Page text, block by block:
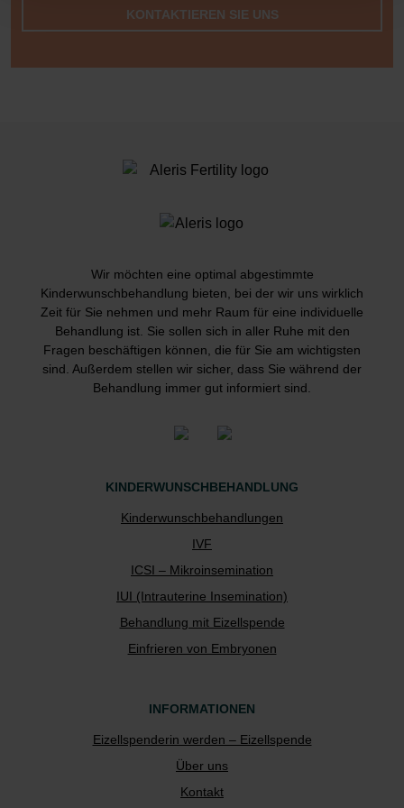
KONTAKTIEREN SIE UNS
Wir möchten eine optimal abgestimmte
Kinderwunschbehandlung bieten, bei der wir uns wirklich
Zeit für Sie nehmen und mehr Raum für eine individuelle
Behandlung ist. Sie sollen sich in aller Ruhe mit den
Fragen beschäftigen können, die für Sie am wichtigsten
sind. Außerdem stellen wir sicher, dass Sie während der
Behandlung immer gut informiert sind.
KINDERWUNSCHBEHANDLUNG
Kinderwunschbehandlungen
IVF
ICSI – Mikroinsemination
IUI (Intrauterine Insemination)
Behandlung mit Eizellspende
Einfrieren von Embryonen
INFORMATIONEN
Eizellspenderin werden – Eizellspende
Über uns
Kontakt